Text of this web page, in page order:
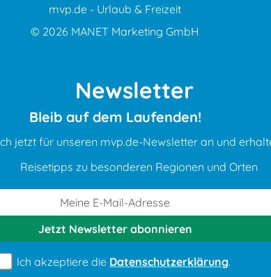
mvp.de - Urlaub & Freizeit
© 2026 MANET Marketing GmbH
Newsletter
Bleib auf dem Laufenden!
jetzt für unseren mvp.de-Newsletter an und
Reisetipps zu besonderen Regionen und Orten
Jetzt Newsletterabonnieren
Ich akzeptiere die Datenschutzerklärung.